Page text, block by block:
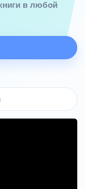
в любой